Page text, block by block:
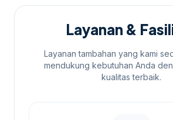
Layanan &
Layanan tambahan yang kami
mendukung kebutuhan Anda
kualitas terbaik.